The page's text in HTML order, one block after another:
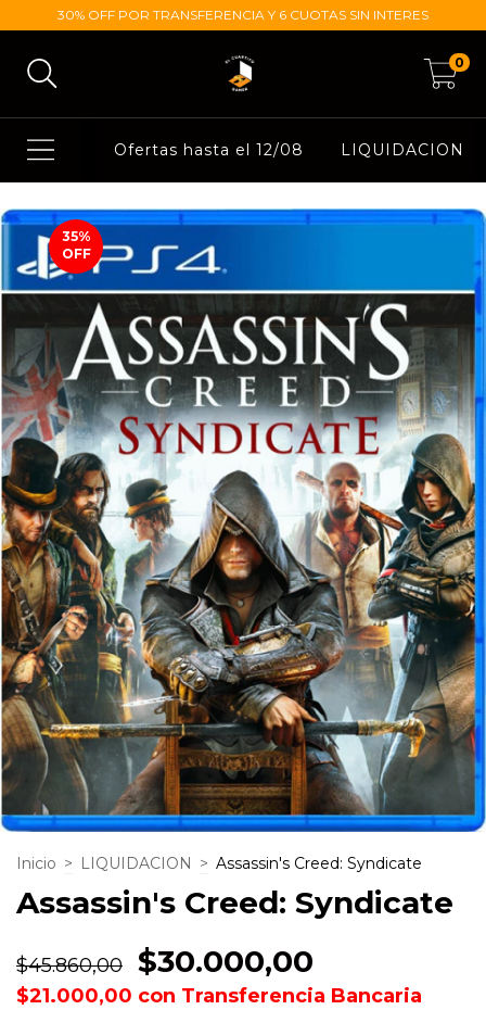
30% OFF POR TRANSFERENCIA Y 6 CUOTAS SIN INTERES
0
Ofertas hasta el 12/08 LIQUIDACION
35%
OFF
Inicio > LIQUIDACION > Assassin's Creed: Syndicate
Assassin's Creed: Syndicate
$45.860,00 $30.000,00
$21.000,00 con Transferencia Bancaria